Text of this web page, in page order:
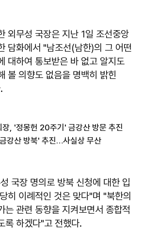
외무성 국장은 지난 1일 조선중앙
담화에서 "남조선(남한)의 그 어떤
대하여 통보받은 바 없고 알지도
볼 의향도 없음을 명백히 밝힌
장, '정몽헌 20주기' 금강산 방문 추진
강산 방북' 추진…사실상 무산
국장 명의로 방북 신청에 대한 입
히 이례적인 것은 맞다"며 "북한의
는 관련 동향을 지켜보면서 종합적
록 하겠다"고 전했다.